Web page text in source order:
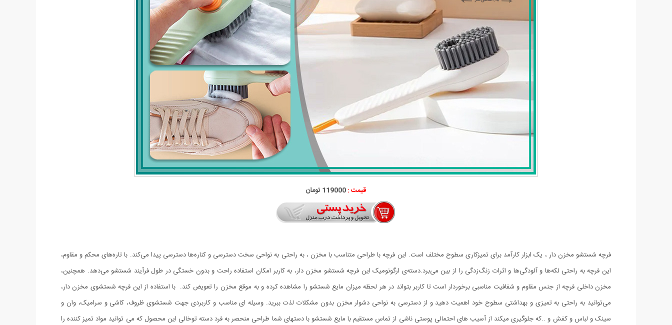
قیمت :119000 تومان
فرچه شستشو مخزن دار ، یک ابزار کارآمد برای تمیزکاری سطوح مختلف است. این فرچه با طراحی متناسب با مخزن ، به راحتی به نواحی سخت‌ دسترسی و کناره‌ها دسترسی پیدا می‌کند. با تاره‌های محکم و مقاوم،
این فرچه به راحتی لکه‌ها و آلودگی‌ها و اثرات زنگ‌زدگی را از بین می‌برد.دسته‌ی ارگونومیک این فرچه شستشو مخزن دار، به کاربر امکان استفاده راحت و بدون خستگی در طول فرآیند شستشو می‌دهد. همچنین،
مخزن داخلی فرچه از جنس مقاوم و شفافیت مناسبی برخوردار است تا کاربر بتواند در هر لحظه میزان مایع شستشو را مشاهده کرده و به موقع مخزن را تعویض کند. با استفاده از این فرچه شستشوی مخزن دار،
می‌توانید به راحتی به تمیزی و بهداشتی سطوح خود اهمیت دهید و از دسترسی به نواحی دشوار مخزن بدون مشکلات لذت ببرید. وسیله ای مناسب و کاربردی جهت شستشوی ظروف، کاشی و سرامیک، وان و
سینک و لباس و کفش و ..که جلوگیری میکند از آسیب های احتمالی پوستی ناشی از تماس مستقیم با مایع شستشو با دستهای شما طراحی منحصر به فرد دسته توخالی این محصول که می توانید مواد تمیز کننده را